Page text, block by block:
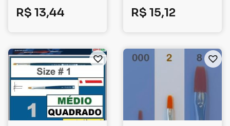
R$ 13,44 R$ 15,12